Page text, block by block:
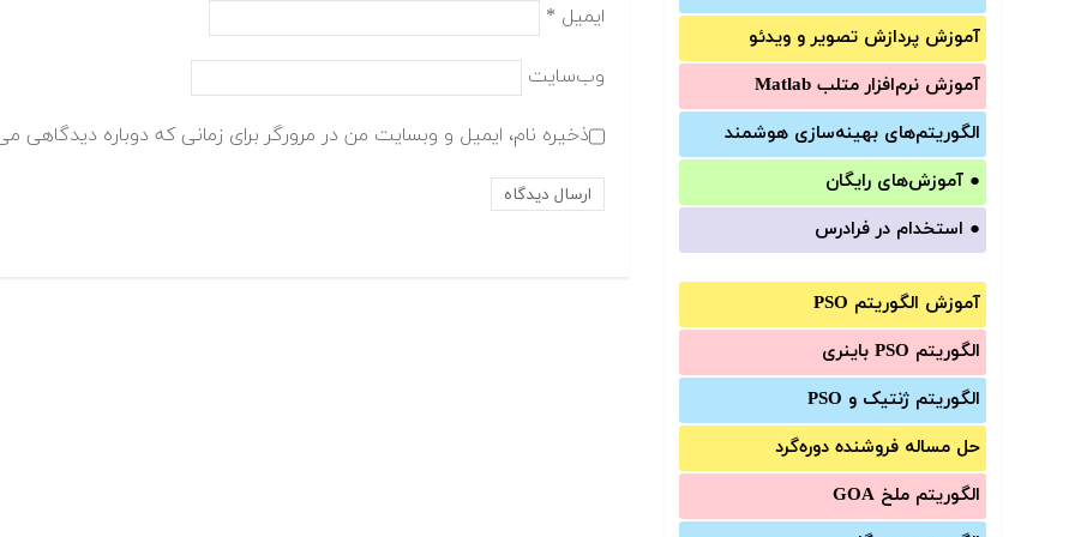
آموزش‌ پردازش تصویر و ویدئو
آموزش‌ نرم‌افزار متلب Matlab
الگوریتم‌های بهینه‌سازی هوشمند
● آموزش‌های رایگان
● استخدام در فرادرس
آموزش الگوریتم PSO
الگوریتم PSO باینری
الگوریتم ژنتیک و PSO
حل مساله فروشنده دوره‌گرد
الگوریتم ملخ GOA
ایمیل *
وب‌سایت
ذخیره نام، ایمیل و وبسایت من در مرورگر برای زمانی که دوباره دیدگاهی